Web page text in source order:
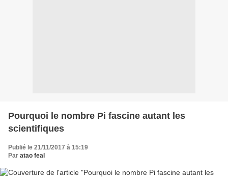
Pourquoi le nombre Pi fascine autant les
scientifiques
Publié le 21/11/2017 à 15:19
Par atao feal